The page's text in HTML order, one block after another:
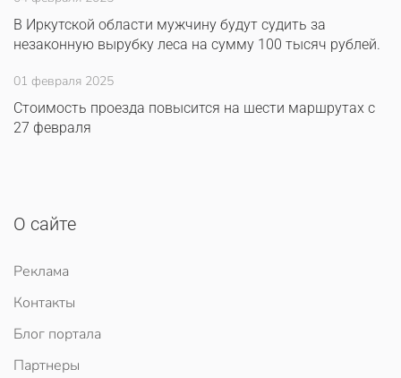
В Иркутской области мужчину будут судить за
незаконную вырубку леса на сумму 100 тысяч рублей.
01 февраля 2025
Стоимость проезда повысится на шести маршрутах с
27 февраля
О сайте
Реклама
Контакты
Блог портала
Партнеры